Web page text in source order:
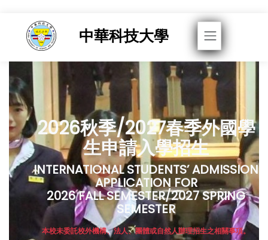
中華科技大學 Toggle
2026秋季/2027春季外國學
生申請入學招生
INTERNATIONAL STUDENTS’ ADMISSION
APPLICATION FOR
2026 FALL SEMESTER/2027 SPRING
SEMESTER
本校未委託校外機構、法人、團體或自然人辦理招生之相關事項。